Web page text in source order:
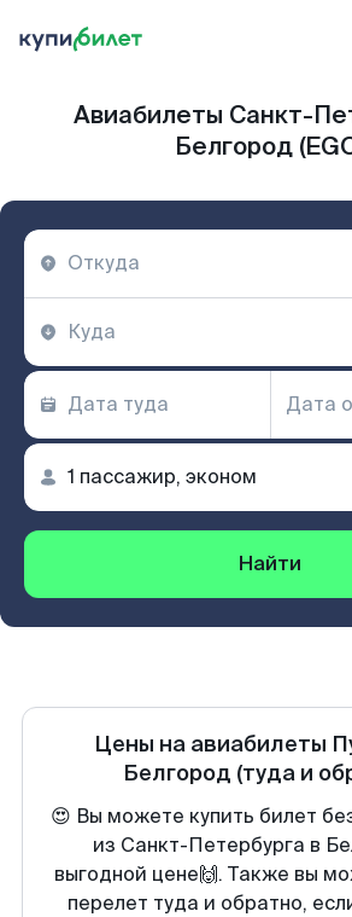
Авиабилеты Санкт-
Белгород
Найти
Цены на авиабилеты
Белгород (туда и
😍 Вы можете купить билет
из Санкт-Петербурга в
выгодной цене🙌. Также вы
перелет туда и обратно,